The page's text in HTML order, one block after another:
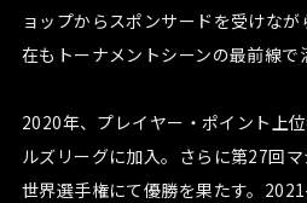
ョップからスポンサードを受けな
在もトーナメントシーンの最前線で
2020年、プレイヤー・ポイント上
ルズリーグに加入。さらに第27回
世界選手権にて優勝を果たす。